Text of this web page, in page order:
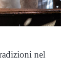
nel